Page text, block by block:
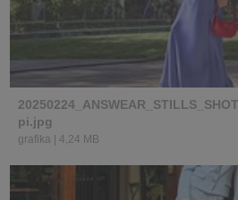
pi.jpg
grafika 4,24 MB